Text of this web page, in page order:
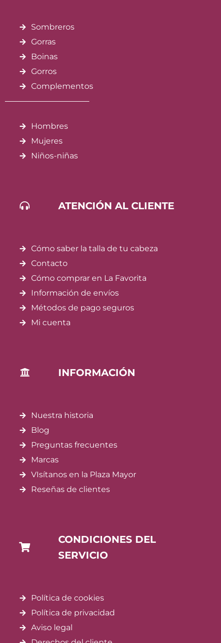
Sombreros
Gorras
Boinas
Gorros
Complementos
Hombres
Mujeres
Niños-niñas
ATENCIÓN AL CLIENTE
Cómo saber la talla de tu cabeza
Contacto
Cómo comprar en La Favorita
Información de envíos
Métodos de pago seguros
Mi cuenta
INFORMACIÓN
Nuestra historia
Blog
Preguntas frecuentes
Marcas
VIsítanos en la Plaza Mayor
Reseñas de clientes
CONDICIONES DEL
SERVICIO
Política de cookies
Política de privacidad
Aviso legal